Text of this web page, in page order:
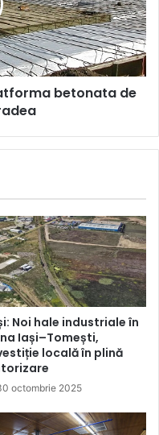
betonata de
Noi hale industriale în
Iași–Tomești,
locală în plină
octombrie 2025